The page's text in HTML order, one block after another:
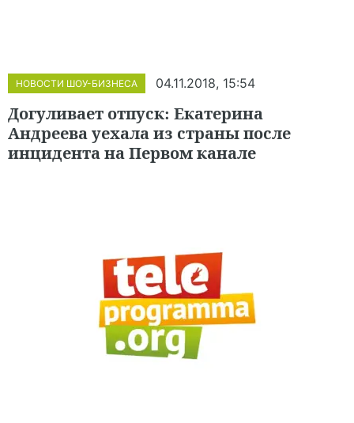
НОВОСТИ ШОУ-БИЗНЕСА 04.11.2018, 15:54
Догуливает отпуск: Екатерина
Андреева уехала из страны после
инцидента на Первом канале